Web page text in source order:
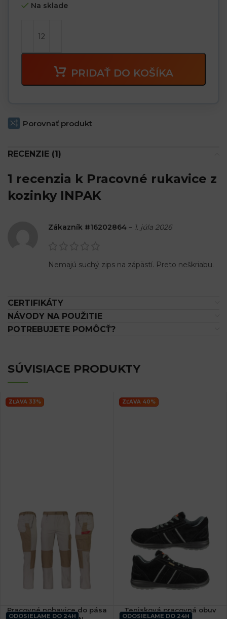
Na sklade
PRIDAŤ DO KOŠÍKA
Porovnať produkt
RECENZIE (1)
1 recenzia k Pracovné rukavice z
kozinky INPAK
Zákazník #16202864 – 1. júla 2026
Nemajú suchý zips na zápästí. Preto neškriabu.
CERTIFIKÁTY
NÁVODY NA POUŽITIE
POTREBUJETE POMÔCŤ?
SÚVISIACE PRODUKTY
ZĽAVA 33%
Pracovné nohavice do pása
ZĽAVA 40%
Tenisková pracovná obuv
ODOSIELAME DO 24H ODOSIELAME DO 24H